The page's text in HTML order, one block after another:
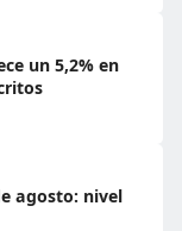
un 5,2% en
agosto: nivel